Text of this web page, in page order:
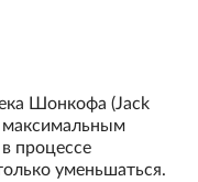
Шонкофа (Jack
максимальным
процессе
уменьшаться.